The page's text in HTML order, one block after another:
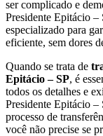
ser complicado e
Presidente Epitácio –
especializado para
eficiente, sem dores
Quando se trata de
Epitácio – SP, é
todos os detalhes e
Presidente Epitácio –
processo de
você não precise se